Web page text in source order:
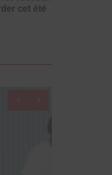
cet été